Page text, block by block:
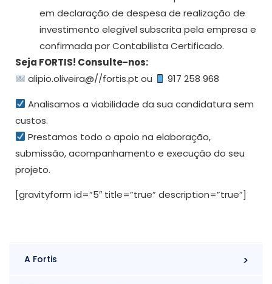
em declaração de despesa de realização de
investimento elegível subscrita pela empresa e
confirmada por Contabilista Certificado.
Seja FORTIS! Consulte-nos:
alipio.oliveira@//fortis.pt ou
917 258 968
Analisamos a viabilidade da sua candidatura sem
custos.
Prestamos todo o apoio na elaboração,
submissão, acompanhamento e execução do seu
projeto.
[gravityform id=”5″ title=”true” description=”true”]
A Fortis